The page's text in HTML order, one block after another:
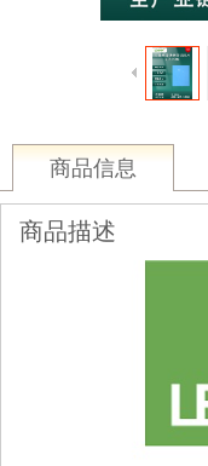
商品信息
商品描述